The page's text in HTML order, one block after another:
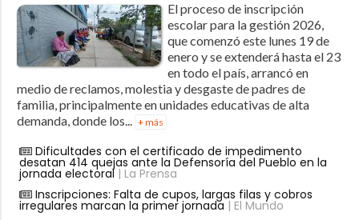
El proceso de inscripción
escolar para la gestión 2026,
que comenzó este lunes 19 de
enero y se extenderá hasta el 23
en todo el país, arrancó en
medio de reclamos, molestia y desgaste de padres de
familia, principalmente en unidades educativas de alta
demanda, donde los... + más
Dificultades con el certificado de impedimento
desatan 414 quejas ante la Defensoría del Pueblo en la
jornada electoral| La Prensa
Inscripciones: Falta de cupos, largas filas y cobros
irregulares marcan la primer jornada | El Mundo